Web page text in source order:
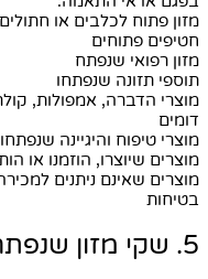
מזון פתוח לכלבים או חתולים
חטיפים פתוחים
מזון רפואי שנפתח
תוספי תזונה שנפתחו
מוצרי הדברה, אמפולות,
דומים
מוצרי טיפוח והיגיינה
מוצרים שיוצרו, הוזמנו או
מוצרים שאינם ניתנים
בטיחות
5. שקי מזון שנפתחו